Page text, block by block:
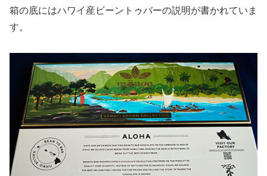
箱の底にはハワイ産ビーントゥバーの説明が書かれていま
す。